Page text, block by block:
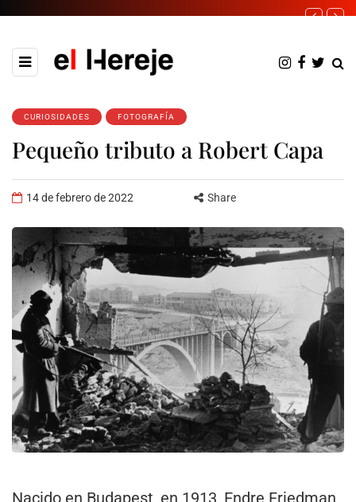
CURIOSIDADES FOTOGRAFÍA
Pequeño tributo a Robert Capa
14 de febrero de 2022 Share
Nacido en Budapest, en 1913, Endre Friedman